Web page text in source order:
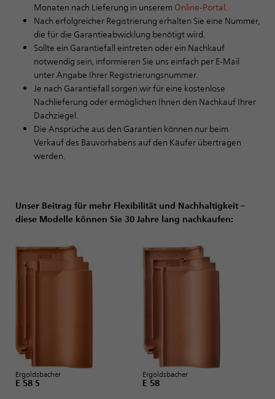
Monaten nach Lieferung in unserem Online-Portal.
Nach erfolgreicher Registrierung erhalten Sie eine Nummer,
die für die Garantieabwicklung benötigt wird.
Sollte ein Garantiefall eintreten oder ein Nachkauf
notwendig sein, informieren Sie uns einfach per E-Mail
unter Angabe Ihrer Registrierungsnummer.
Je nach Garantiefall sorgen wir für eine kostenlose
Nachlieferung oder ermöglichen Ihnen den Nachkauf Ihrer
Dachziegel.
Die Ansprüche aus den Garantien können nur beim
Verkauf des Bauvorhabens auf den Käufer übertragen
werden.
Unser Beitrag für mehr Flexibilität und Nachhaltigkeit –
diese Modelle können Sie 30 Jahre lang nachkaufen:
Ergoldsbacher
E 58 S
Ergoldsbacher
E 58